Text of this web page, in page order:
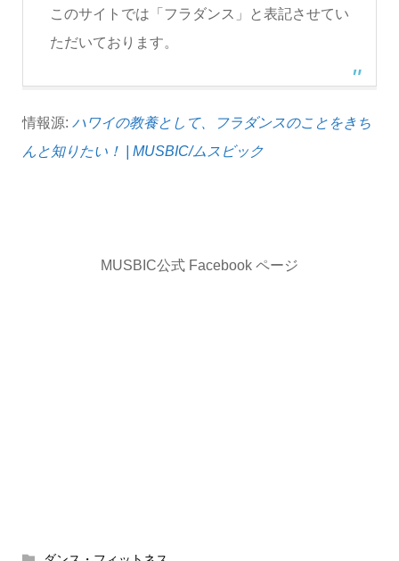
このサイトでは「フラダンス」と表記させてい
ただいております。
情報源: ハワイの教養として、フラダンスのことをきち
んと知りたい！ | MUSBIC/ムスビック
MUSBIC公式 Facebook ページ